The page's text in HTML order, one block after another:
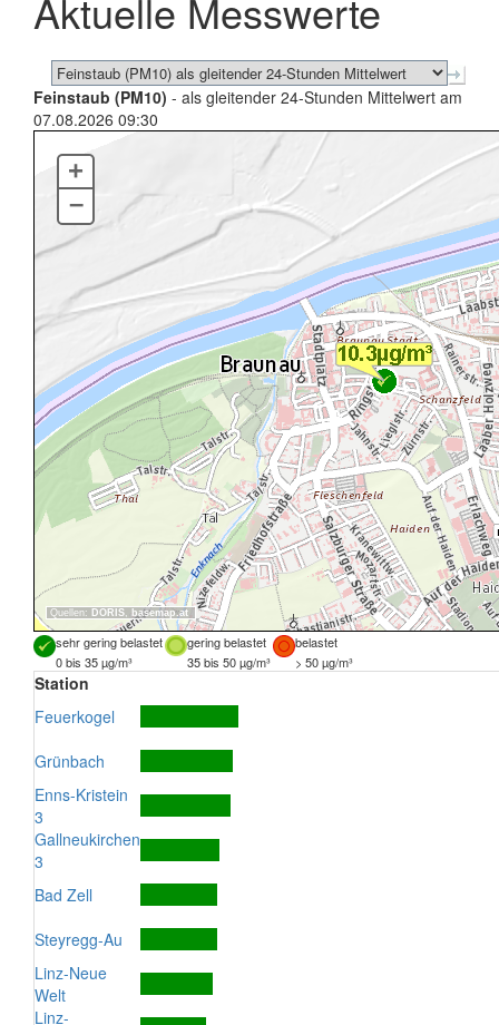
Aktuelle Messwerte
Feinstaub (PM10) - als gleitender 24-Stunden Mittelwert am
07.08.2026 09:30
Quellen: DORIS, basemap.at
+
–
sehr gering belastet gering belastet
belastet
0 bis 35 µg/m³
35 bis 50 µg/m³ > 50 µg/m³
Station
Feuerkogel
Grünbach
Enns-Kristein
3
Gallneukirchen
3
Bad Zell
Steyregg-Au
Linz-Neue
Welt
Linz-